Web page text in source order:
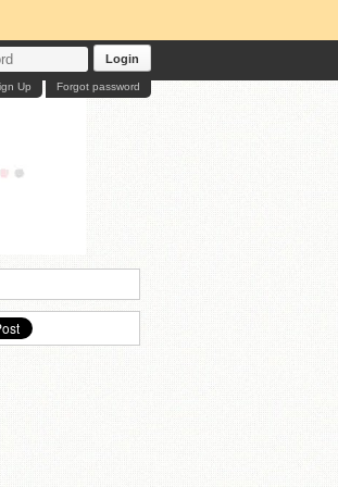
Login
Forgot password
Up